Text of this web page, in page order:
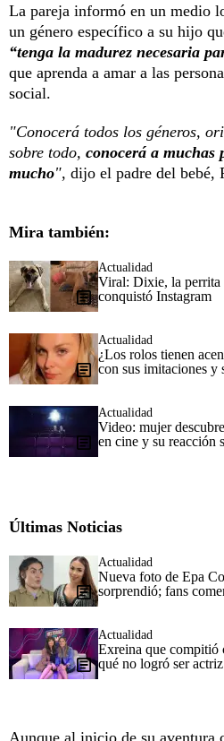
La pareja informó en un medio
un género específico a su hijo
“tenga la madurez necesaria
que aprenda a amar a las
social.
"Conocerá todos los géneros,
sobre todo, conocerá a muchas
mucho", dijo el padre del bebé,
Mira también:
Actualidad
Viral: Dixie, la perrita
conquistó Instagram
Actualidad
¿Los rolos tienen
con sus imitaciones y
Actualidad
Video: mujer
en cine y su reacción
Últimas Noticias
Actualidad
Nueva foto de Epa
sorprendió; fans
Actualidad
Exreina que
qué no logró ser
Aunque al inicio de su aventura